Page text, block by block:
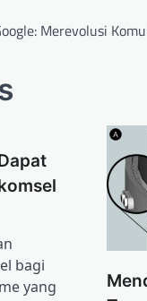
Merevolusi
bagi
yang